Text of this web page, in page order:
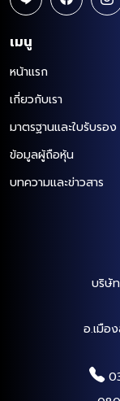
เมนู
หน้าแรก
เกี่ยวกับเรา
มาตรฐานและใบรับรอง
ข้อมูลผู้ถือหุ้น
บทความและข่าวสาร
บริษั
อ.เมือ